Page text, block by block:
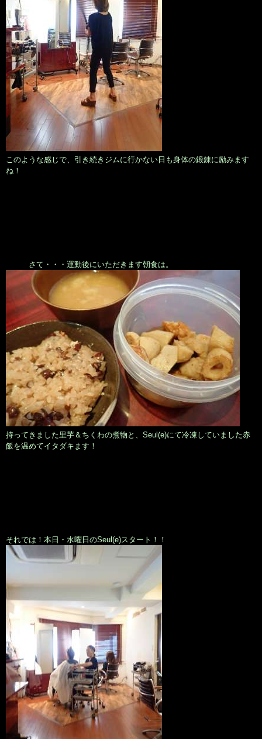
このような感じで、引き続きジムに行かない日も身体の鍛錬に励みます
ね！
さて・・・運動後にいただきます朝食は。
持ってきました里芋＆ちくわの煮物と、Seul(e)にて冷凍していました赤
飯を温めてイタダキます！
それでは！本日・水曜日のSeul(e)スタート！！